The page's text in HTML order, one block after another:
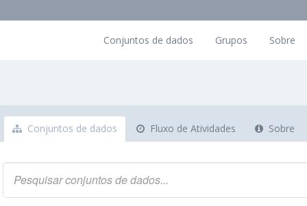
Conjuntos de dados Grupos Sobre
Conjuntos de dados Fluxo de Atividades Sobre